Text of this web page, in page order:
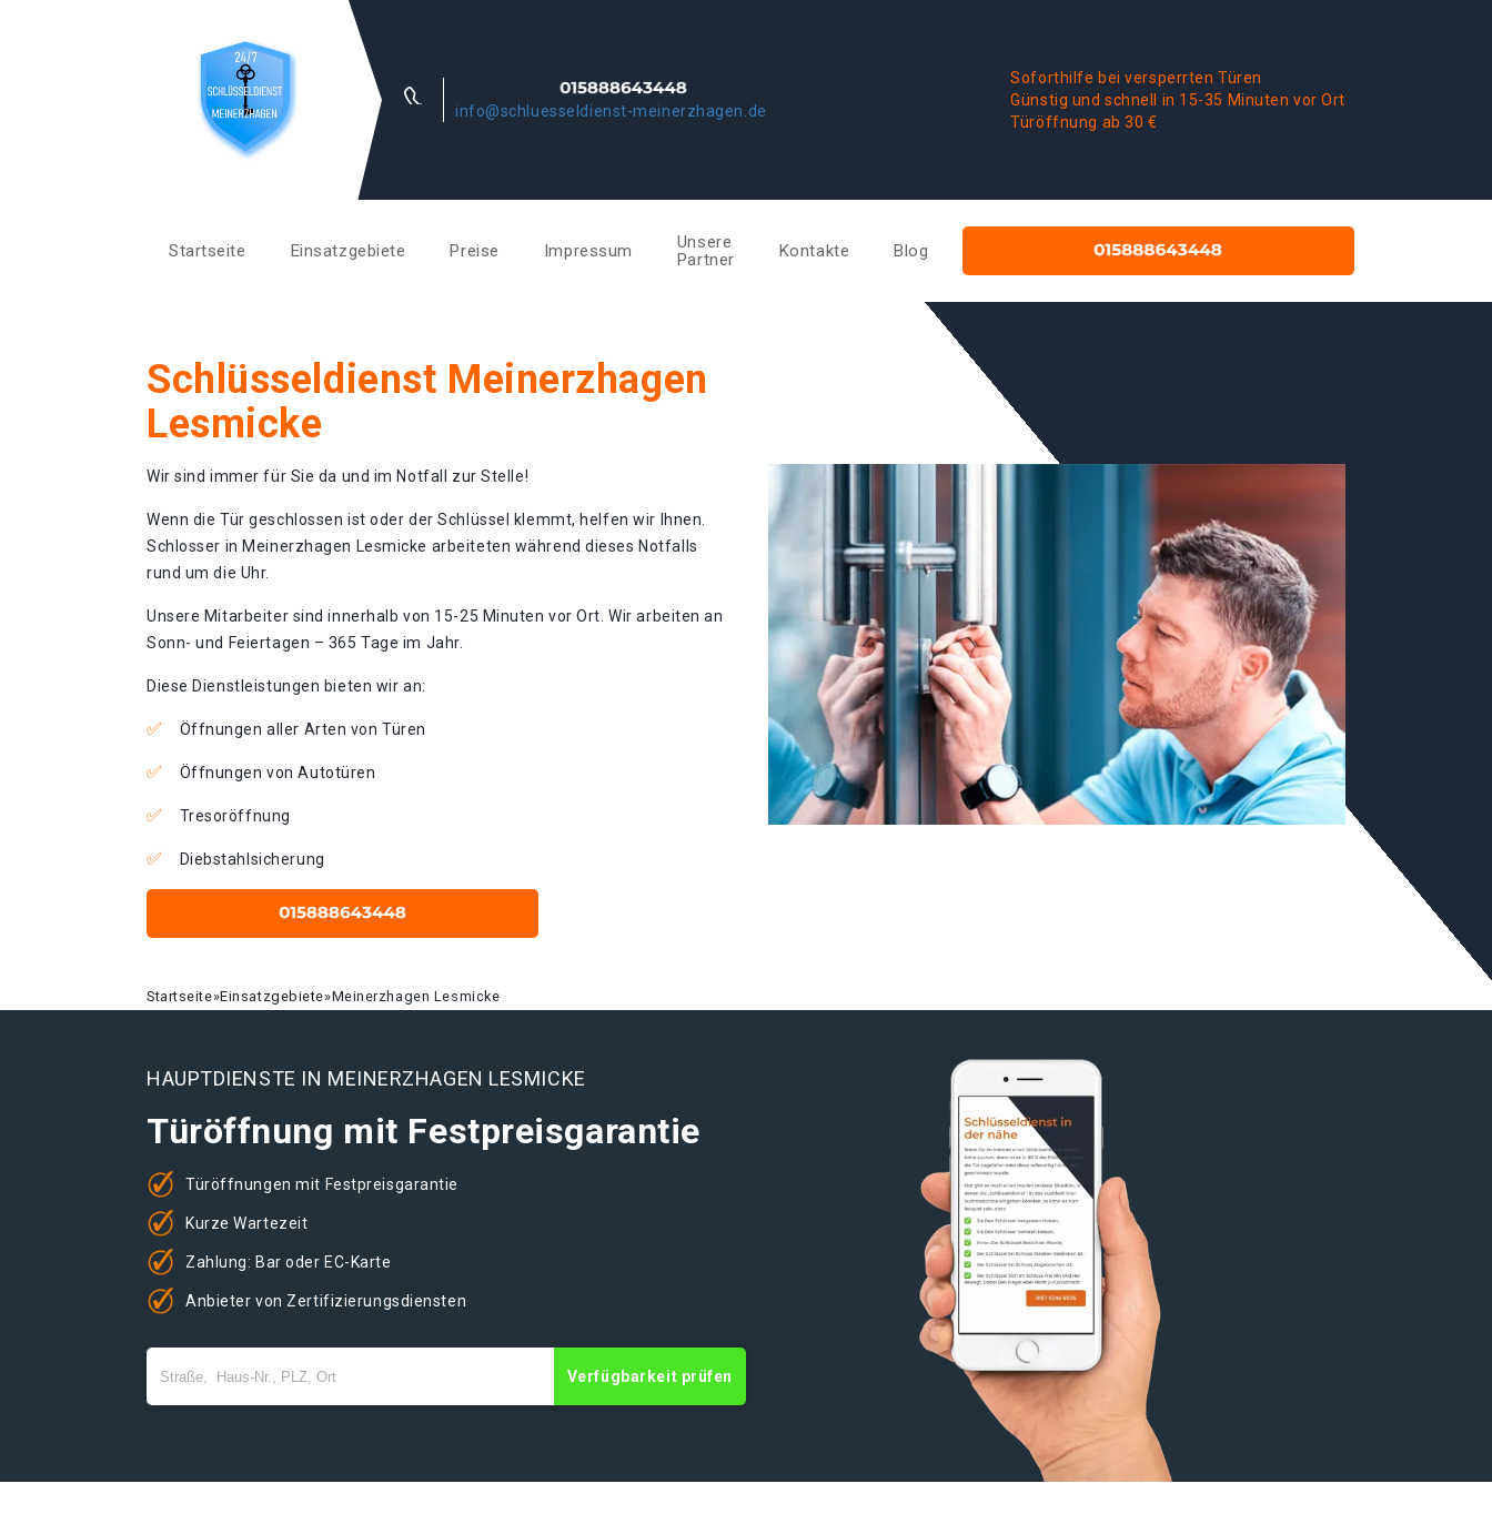
info@schluesseldienst-meinerzhagen.de
Soforthilfe bei versperrten Türen
Günstig und schnell in 15-35 Minuten vor Ort
Türöffnung ab 30 €
Startseite Einsatzgebiete Preise Impressum
Unsere
Partner
Kontakte Blog
Schlüsseldienst Meinerzhagen
Lesmicke
Wir sind immer für Sie da und im Notfall zur Stelle!
Wenn die Tür geschlossen ist oder der Schlüssel klemmt, helfen wir Ihnen.
Schlosser in Meinerzhagen Lesmicke arbeiteten während dieses Notfalls
rund um die Uhr.
Unsere Mitarbeiter sind innerhalb von 15-25 Minuten vor Ort. Wir arbeiten an
Sonn- und Feiertagen – 365 Tage im Jahr.
Diese Dienstleistungen bieten wir an:
Öffnungen aller Arten von Türen
Öffnungen von Autotüren
Tresoröffnung
Diebstahlsicherung
Startseite»Einsatzgebiete»Meinerzhagen Lesmicke
HAUPTDIENSTE IN MEINERZHAGEN LESMICKE
Türöffnung mit Festpreisgarantie
Türöffnungen mit Festpreisgarantie
Kurze Wartezeit
Zahlung: Bar oder EC-Karte
Anbieter von Zertifizierungsdiensten
Verfügbarkeit prüfen